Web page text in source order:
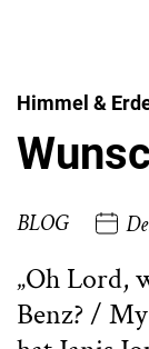
Himmel &
BLOG
„Oh Lord,
Benz? /